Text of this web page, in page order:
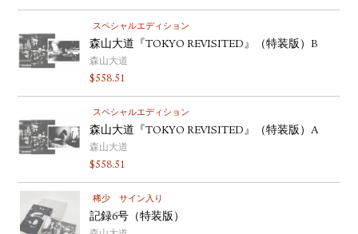
スペシャルエディション
森山大道『TOKYO REVISITED』（特装版）B
森山大道
$558.51
スペシャルエディション
森山大道『TOKYO REVISITED』（特装版）A
森山大道
$558.51
稀少 サイン入り
記録6号（特装版）